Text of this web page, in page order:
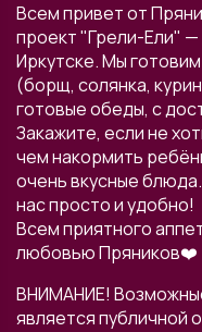
Всем привет от
проект "Грели-Ели"
Иркутске. Мы
(борщ, солянка,
готовые обеды, с
Закажите, если не
чем накормить
очень вкусные
нас просто и удобно!
Всем приятного
любовью Пряников❤️
ВНИМАНИЕ!
является публичной